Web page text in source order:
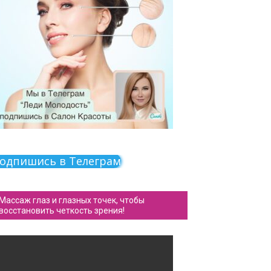
в Телеграм
глаз и глазных точек, чтобы
четкость зрения!